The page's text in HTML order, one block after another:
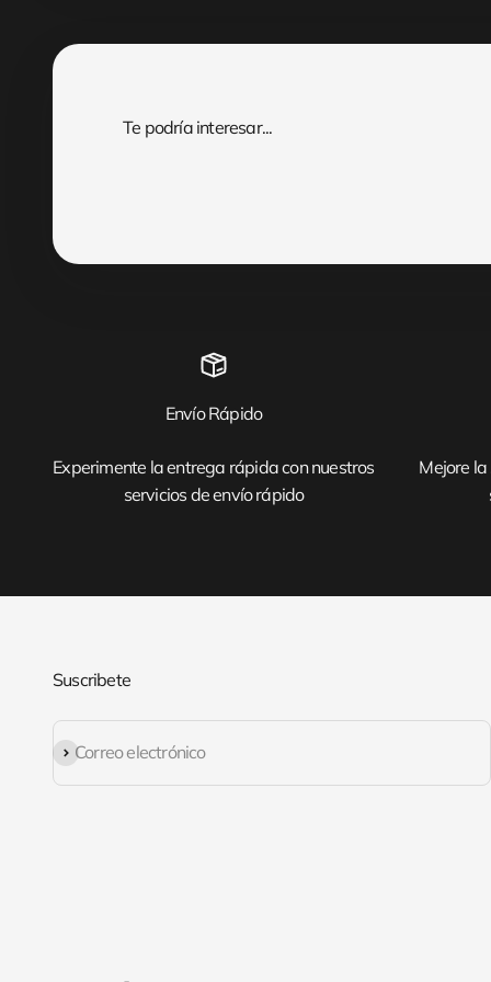
Envío Rápido
Experimente la entrega rápida con nuestros
servicios de envío rápido
Mejore
Suscribete
Correo electrónico
Suscribirse